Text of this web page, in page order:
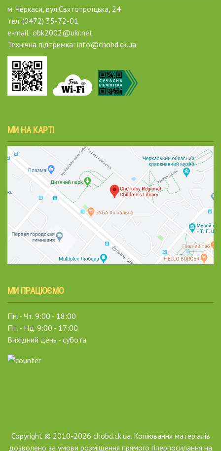
м. Черкаси, вул.Святотроїцька, 24
тел. (0472) 35-72-01
e-mail: obk2002@ukr.net
Технічна підтримка: info@chobd.ck.ua
МИ НА КАРТІ
МИ ПРАЦЮЄМО
Пн. - Чт. 9:00 - 18:00
Пт. - Нд. 9:00 - 17:00
Вихідний день - субота
Copyright © 2010-2026 chobd.ck.ua. Копіювання матеріалів
дозволено за умови розміщення прямого гіперпосилання на